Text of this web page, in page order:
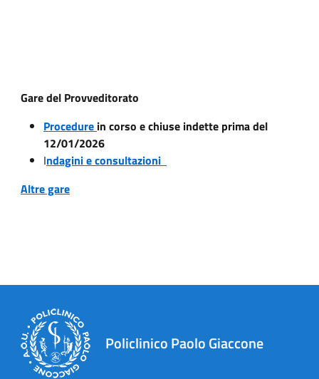
Gare del Provveditorato
Procedure in corso e chiuse indette prima del
12/01/2026
Indagini e consultazioni
Altre gare
Policlinico Paolo Giaccone